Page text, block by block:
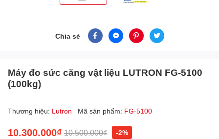
Chia sẻ
Máy đo sức căng vật liệu LUTRON FG-5100
(100kg)
Thương hiệu: Lutron Mã sản phẩm: FG-5100
10.300.000₫ 10.500.000₫
-2%